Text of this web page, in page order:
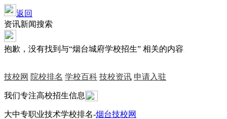
返回
资讯新闻搜索
抱歉，没有找到与“烟台城府学校招生” 相关的内容
技校网 院校排名 学校百科 技校资讯 申请入驻
我们专注高校招生信息
大中专职业技术学校排名-烟台技校网